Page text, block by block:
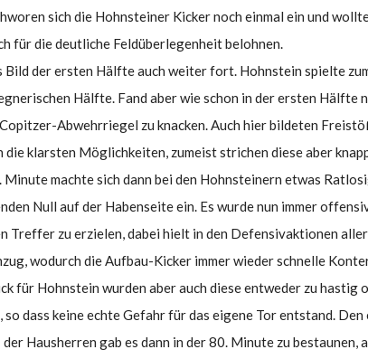
sich die Hohnsteiner Kicker noch einmal ein und
für die deutliche Feldüberlegenheit belohnen.
Bild der ersten Hälfte auch weiter fort. Hohnstein spielte
Hälfte. Fand aber wie schon in der ersten Hälfte
Abwehrriegel zu knacken. Auch hier bildeten
die klarsten Möglichkeiten, zumeist strichen diese aber
Minute machte sich dann bei den Hohnsteinern etwas
Null auf der Habenseite ein. Es wurde nun immer
Treffer zu erzielen, dabei hielt in den Defensivaktionen
wodurch die Aufbau-Kicker immer wieder schnelle
für Hohnstein wurden aber auch diese entweder zu hastig
dass keine echte Gefahr für das eigene Tor entstand. Den
Hausherren gab es dann in der 80. Minute zu bestaunen,